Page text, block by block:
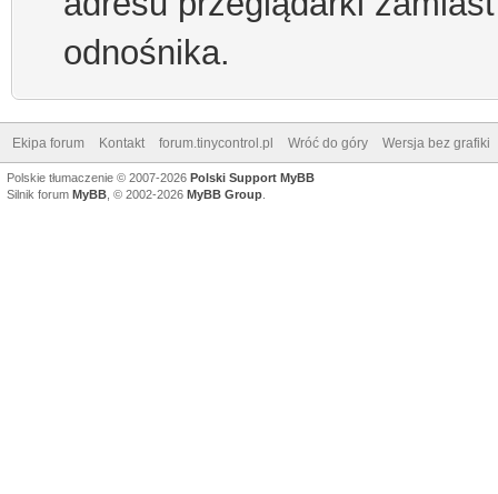
odnośnika.
Ekipa forum Kontakt forum.tinycontrol.pl Wróć do góry Wersja bez grafiki
Polskie tłumaczenie © 2007-2026 Polski Support MyBB
Silnik forum MyBB , © 2002-2026 MyBB Group